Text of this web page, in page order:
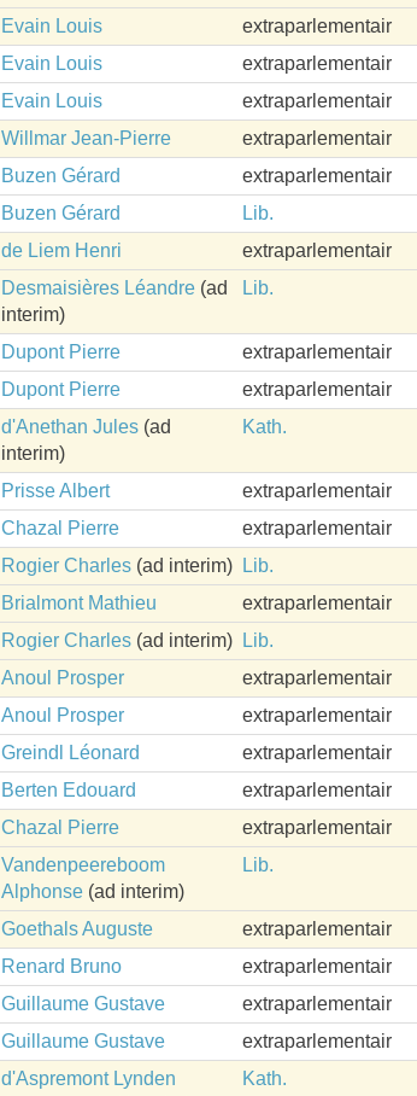
Evain Louis extraparlementair
Evain Louis extraparlementair
Evain Louis extraparlementair
Willmar Jean-Pierre extraparlementair
Buzen Gérard extraparlementair
Buzen Gérard Lib.
de Liem Henri extraparlementair
Desmaisières Léandre (ad
interim)
Lib.
Dupont Pierre extraparlementair
Dupont Pierre extraparlementair
d'Anethan Jules (ad
interim)
Kath.
Prisse Albert extraparlementair
Chazal Pierre extraparlementair
Rogier Charles (ad interim) Lib.
Brialmont Mathieu extraparlementair
Rogier Charles (ad interim) Lib.
Anoul Prosper extraparlementair
Anoul Prosper extraparlementair
Greindl Léonard extraparlementair
Berten Edouard extraparlementair
Chazal Pierre extraparlementair
Vandenpeereboom
Alphonse (ad interim)
Lib.
Goethals Auguste extraparlementair
Renard Bruno extraparlementair
Guillaume Gustave extraparlementair
Guillaume Gustave extraparlementair
d'Aspremont Lynden
Kath.